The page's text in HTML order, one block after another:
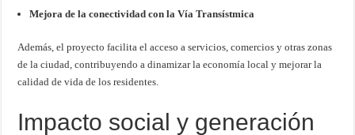
Mejora de la conectividad con la Vía Transístmica
Además, el proyecto facilita el acceso a servicios, comercios y otras zonas
de la ciudad, contribuyendo a dinamizar la economía local y mejorar la
calidad de vida de los residentes.
Impacto social y generación